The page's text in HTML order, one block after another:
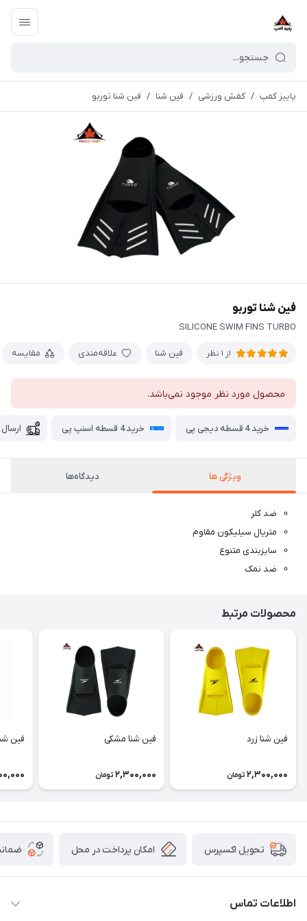
پاییز کمپ / کفش ورزشی / فین شنا / فین شنا توربو
فین شنا توربو
SILICONE SWIM FINS TURBO
از 1 نظر فین شنا علاقه‌مندی مقایسه
محصول مورد نظر موجود نمی‌باشد.
خرید 4 قسطه دیجی پی خرید 4 قسطه اسنپ پی
ویژگی ها دیدگاه‌ها
ضد کلر
متریال سیلیکون مقاوم
سایزبندی متنوع
ضد نمک
محصولات مرتبط
فین شنا زرد
2,300,000 تومان
فین شنا مشکی
2,300,000 تومان
فین
تحویل اکسپرس امکان پرداخت در محل
اطلاعات تماس